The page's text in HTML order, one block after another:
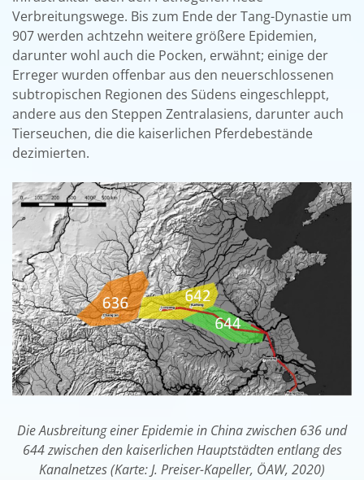
Verbreitungswege. Bis zum Ende der Tang-Dynastie um
907 werden achtzehn weitere größere Epidemien,
darunter wohl auch die Pocken, erwähnt; einige der
Erreger wurden offenbar aus den neuerschlossenen
subtropischen Regionen des Südens eingeschleppt,
andere aus den Steppen Zentralasiens, darunter auch
Tierseuchen, die die kaiserlichen Pferdebestände
dezimierten.
Die Ausbreitung einer Epidemie in China zwischen 636 und
644 zwischen den kaiserlichen Hauptstädten entlang des
Kanalnetzes (Karte: J. Preiser-Kapeller, ÖAW, 2020)